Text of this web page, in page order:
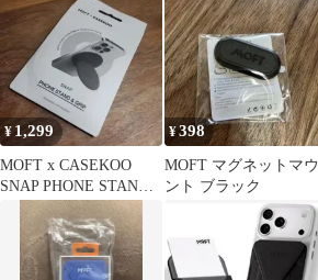
¥ 1,299
MOFT x CASEKOO
SNAP PHONE STAND
¥398
MOFT マグネットマウ
ント ブラック